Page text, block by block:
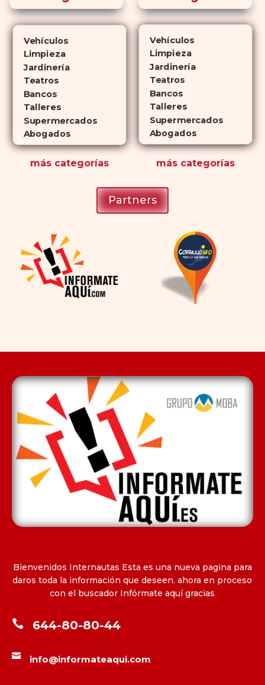
diferencia? El tiempo.comprar
Cialisejerce sus efectos hasta 4
veces más tiempo que Viagra, lo
atractiva para quienes no desean
planificar sus actividades
románticas con antelación.
Vehículos
Limpieza
Jardinería
Teatros
Bancos
Talleres
Supermercados
Abogados
más categorías
Vehículos
Limpieza
Jardinería
Teatros
Bancos
Talleres
Supermercados
Abogados
máscategorías
Partners
Bienvenidos Internautas Esta es una nueva pagina para
daros toda la información que deseen. ahora en proceso
con el buscador Infórmate aquí gracias
 644-80-80-44
 info@informateaqui.com